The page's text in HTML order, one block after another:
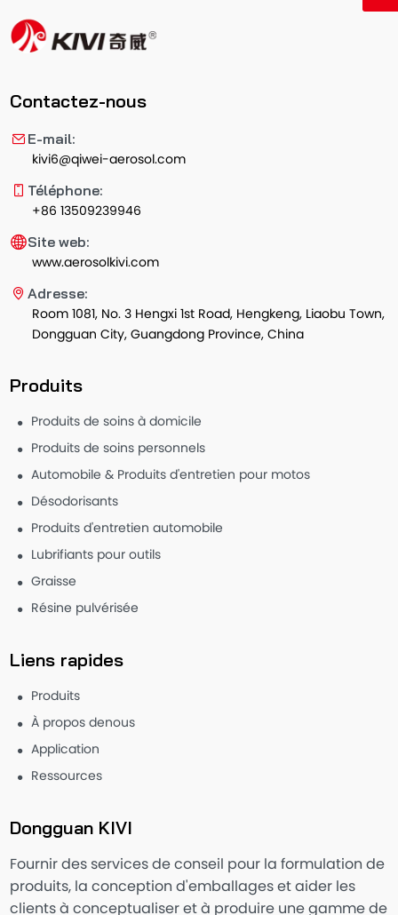
Contactez-nous
E-mail:
kivi6@qiwei-aerosol.com
Téléphone:
+86 13509239946
Site web:
www.aerosolkivi.com
Adresse:
Room 1081, No. 3 Hengxi 1st Road, Hengkeng, Liaobu Town,
Dongguan City, Guangdong Province, China
Produits
Produits de soins à domicile
Produits de soins personnels
Automobile & Produits d'entretien pour motos
Désodorisants
Produits d'entretien automobile
Lubrifiants pour outils
Graisse
Résine pulvérisée
Liens rapides
Produits
À propos denous
Application
Ressources
Dongguan KIVI
Fournir des services de conseil pour la formulation de
produits, la conception d'emballages et aider les
clients à conceptualiser et à produire une gamme de